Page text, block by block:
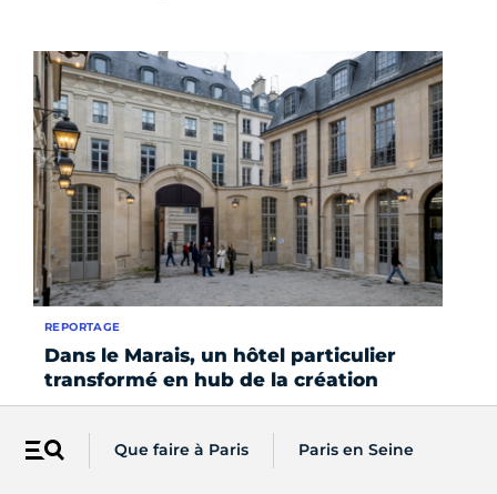
Menu Que faire à Paris Paris en Seine
Dans le Marais, un hôtel particulier
transformé en hub de la création
REPORTAGE